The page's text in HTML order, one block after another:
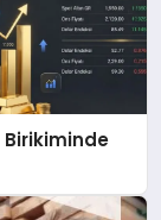
Birikiminde